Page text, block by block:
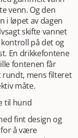
Det er en
og gir absolutt
til
liker å ha kontroll
De vil
for å drikke
at hunden har
du
vil kanskje
årsaker sier
der
det masse
venn. Og den
i løpet av dagen
skifte vannet
på det og
En drikkefontene
fontenen får
rundt, mens filteret
måte.
til hund
fint design og
å være